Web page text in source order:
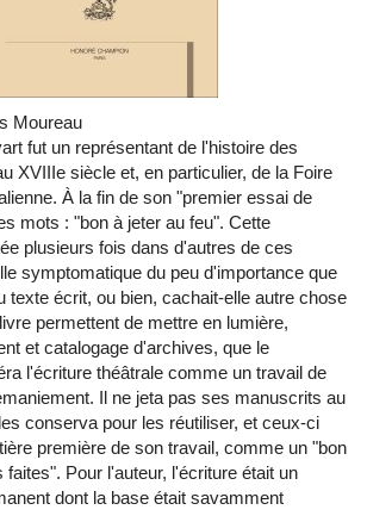
Moureau
fut un représentant de l'histoire des
XVIIIe siècle et, en particulier, de la Foire
À la fin de son "premier essai de
mots : "bon à jeter au feu". Cette
plusieurs fois dans d'autres de ces
symptomatique du peu d'importance que
texte écrit, ou bien, cachait-elle autre chose
permettent de mettre en lumière,
et catalogage d'archives, que le
l'écriture théâtrale comme un travail de
Il ne jeta pas ses manuscrits au
conserva pour les réutiliser, et ceux-ci
première de son travail, comme un "bon
Pour l'auteur, l'écriture était un
dont la base était savamment